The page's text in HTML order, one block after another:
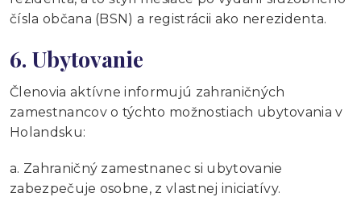
čísla občana (BSN) a registrácii ako nerezidenta.
6. Ubytovanie
Členovia aktívne informujú zahraničných
zamestnancov o týchto možnostiach ubytovania v
Holandsku:
a. Zahraničný zamestnanec si ubytovanie
zabezpečuje osobne, z vlastnej iniciatívy.